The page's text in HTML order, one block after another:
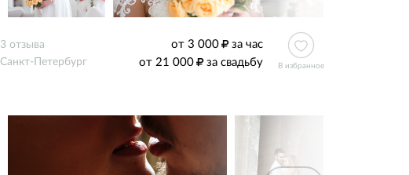
3 отзыва
Санкт-Петербург
от 3 000
за час
от 21 000
за свадьбу В избранное